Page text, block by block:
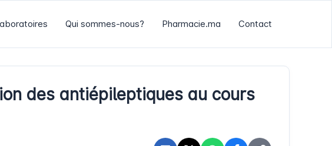
Qui sommes-nous? Pharmacie.ma Contact
des antiépileptiques au cours